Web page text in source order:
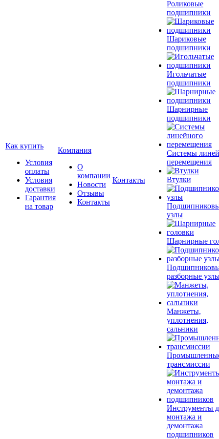
Как купить
Условия
оплаты
Условия
доставки
Гарантия
на товар
Компания
О
компании
Новости
Отзывы
Контакты
Контакты
Роликовые
подшипники
Шариковые
подшипники
Игольчатые
подшипники
Шарнирные
подшипники
Системы
перемещения
Втулки
узлы
Шарнирные
разборные
Манжеты,
уплотнения,
сальники
трансмиссии
Инструменты
монтажа и
демонтажа
подшипников